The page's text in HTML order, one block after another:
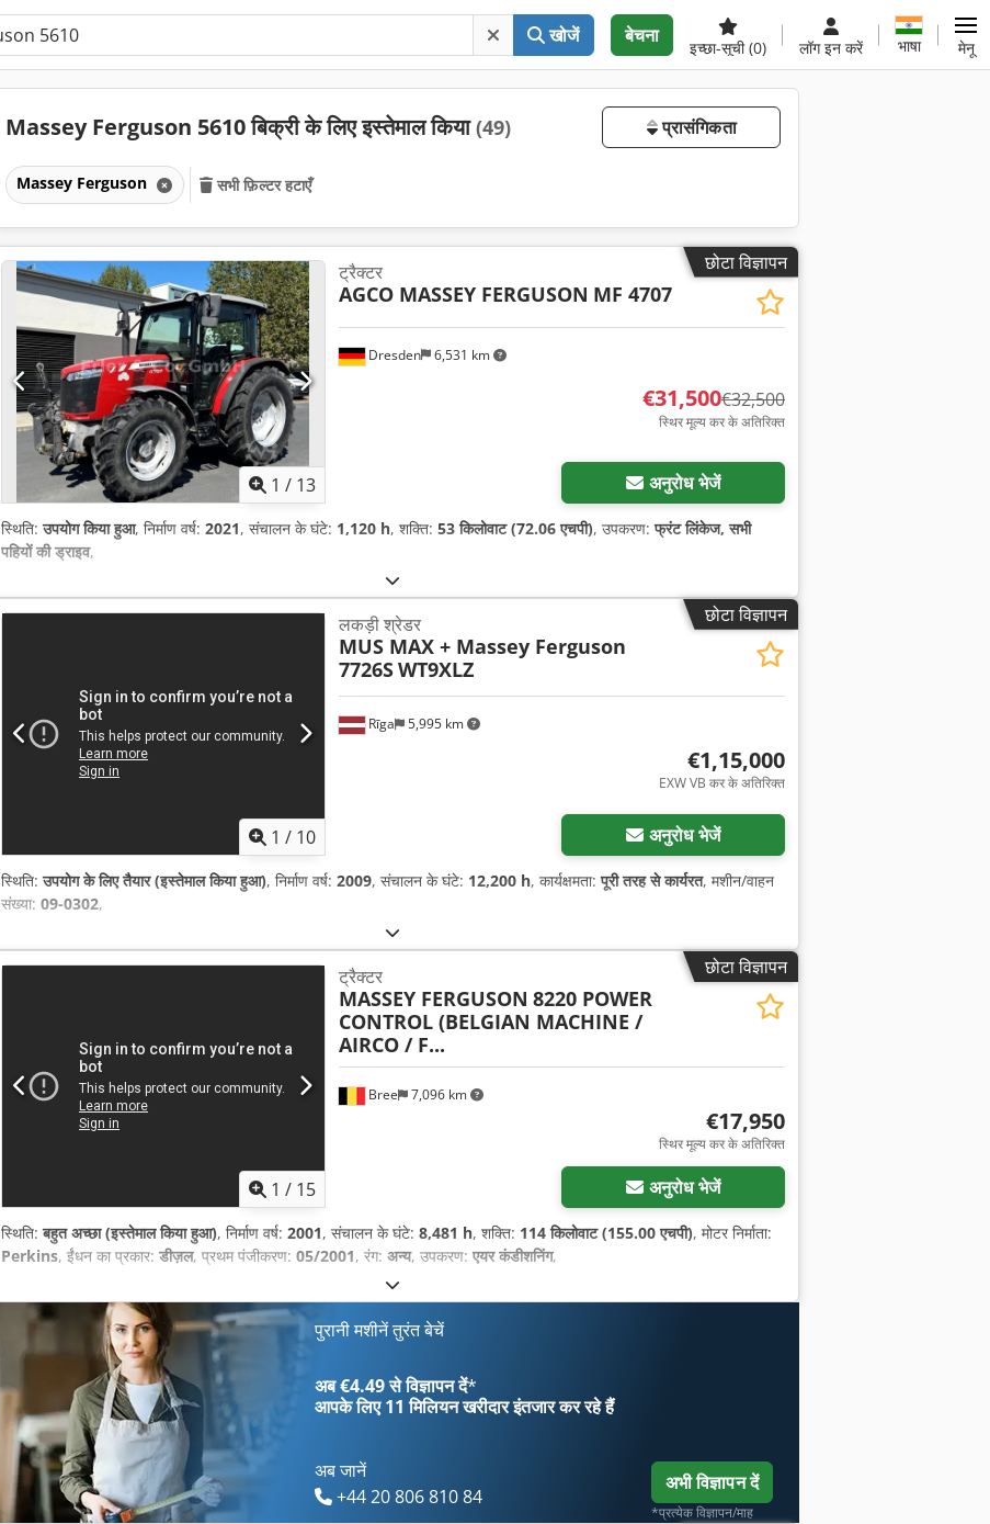
खोजें बेचना
इच्छा-सूची(0) लॉग इन करें भाषा मेनू
Massey Ferguson 5610 बिक्री के लिए इस्तेमाल किया(49) प्रासंगिकता
Massey Ferguson सभी फ़िल्टर हटाएँ
छोटा विज्ञापन
1 / 13
Dresden 6,531 km
ट्रैक्टर
AGCO MASSEY FERGUSON MF 4707
€31,500€32,500
स्थिर मूल्य कर के अतिरिक्त
अनुरोध भेजें
स्थिति:उपयोग किया हुआ, निर्माण वर्ष: 2021, संचालन के घंटे: 1,120 h, शक्ति: 53 किलोवाट (72.06 एचपी), उपकरण:फ्रंट लिंकेज, सभी
पहियों की ड्राइव,
छोटा विज्ञापन
1 / 10
Rīga 5,995 km
लकड़ी श्रेडर
MUS MAX + Massey Ferguson
7726SWT9XLZ
€1,15,000
EXW VB कर के अतिरिक्त
अनुरोध भेजें
स्थिति:उपयोग के लिए तैयार (इस्तेमाल किया हुआ), निर्माण वर्ष: 2009, संचालन के घंटे: 12,200 h, कार्यक्षमता:पूरी तरह से कार्यरत, मशीन/वाहन
संख्या: 09-0302,
छोटा विज्ञापन
1 / 15
Bree 7,096 km
ट्रैक्टर
MASSEY FERGUSON 8220 POWER
CONTROL (BELGIAN MACHINE /
AIRCO / F...
€17,950
स्थिर मूल्य कर के अतिरिक्त
अनुरोध भेजें
स्थिति:बहुत अच्छा (इस्तेमाल किया हुआ), निर्माण वर्ष: 2001, संचालन के घंटे: 8,481 h, शक्ति: 114 किलोवाट (155.00 एचपी), मोटर निर्माता:
Perkins, ईंधन का प्रकार: डीज़ल, प्रथम पंजीकरण: 05/2001, रंग: अन्य, उपकरण: एयर कंडीशनिंग,
पुरानी मशीनें तुरंत बेचें
अब €4.49 से विज्ञापन दें*
आपके लिए11 मिलियन खरीदारइंतजार कर रहे हैं
अब जानें
+44 20 806 810 84
अभी विज्ञापन दें
*प्रत्येक विज्ञापन/माह